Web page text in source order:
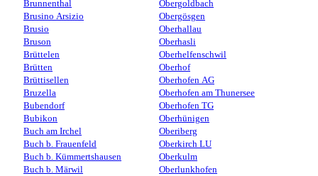
Brunnenthal
Brusino Arsizio
Brusio
Bruson
Brüttelen
Brütten
Brüttisellen
Bruzella
Bubendorf
Bubikon
Buch am Irchel
Buch b. Frauenfeld
Buch b. Kümmertshausen
Buch b. Märwil
Obergoldbach
Obergösgen
Oberhallau
Oberhasli
Oberhelfenschwil
Oberhof
Oberhofen AG
Oberhofen am Thunersee
Oberhofen TG
Oberhünigen
Oberiberg
Oberkirch LU
Oberkulm
Oberlunkhofen